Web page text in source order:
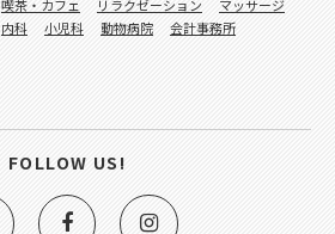
喫茶・カフェ リラクゼーション
マッサージ
内科 小児科 動物病院
会計事務所
FOLLOW US!